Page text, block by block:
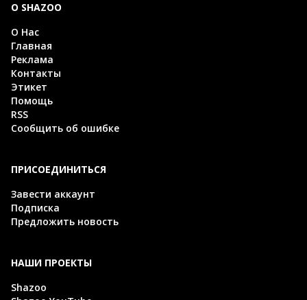
О SHAZOO
О Нас
Главная
Реклама
Контакты
Этикет
Помощь
RSS
Сообщить об ошибке
ПРИСОЕДИНИТЬСЯ
Завести аккаунт
Подписка
Предложить новость
НАШИ ПРОЕКТЫ
Shazoo